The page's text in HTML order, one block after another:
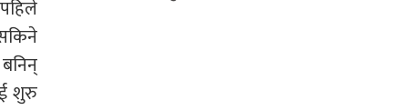
शुरु